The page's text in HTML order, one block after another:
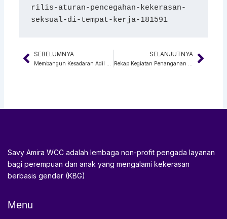
rilis-aturan-pencegahan-kekerasan-
seksual-di-tempat-kerja-181591
Prev
SEBELUMNYA SELANJUTNYANext
Savy Amira WCC adalah lembaga non-profit pengada layanan
bagi perempuan dan anak yang mengalami kekerasan
berbasis gender (KBG)
Menu